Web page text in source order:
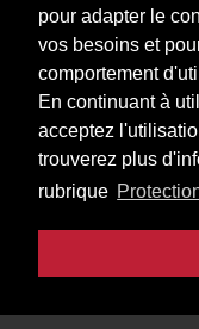
pour adapter le
vos besoins et
comportement
En continuant à
acceptez
trouverez plus
rubrique
Notre